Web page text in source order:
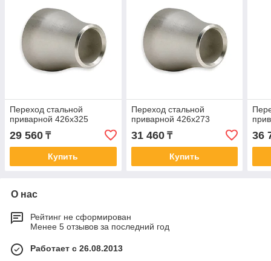
Переход стальной
приварной 426х325
29 560 ₸
Купить
Переход стальной
приварной 426х273
31 460₸
Купить
36
О нас
Рейтинг не сформирован
Менее 5 отзывов за последний год
Работает с 26.08.2013